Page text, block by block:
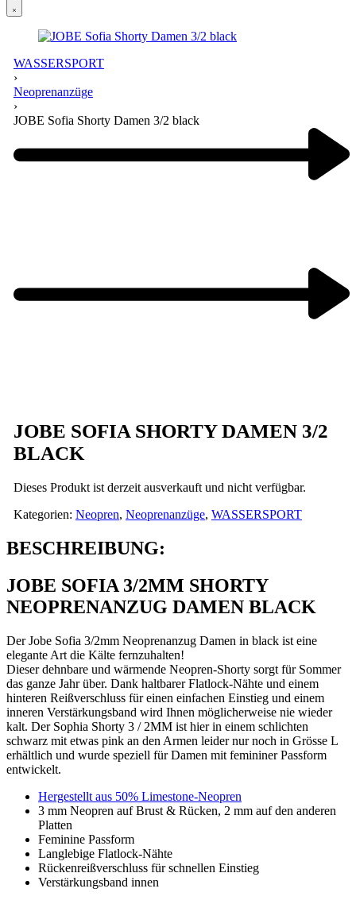
Account
details
WASSERSPORT
›
Neoprenanzüge
›
JOBE Sofia Shorty Damen 3/2 black
navigation
JOBE SOFIA SHORTY DAMEN 3/2
BLACK
Dieses Produkt ist derzeit ausverkauft und nicht verfügbar.
Kategorien: Neopren, Neoprenanzüge, WASSERSPORT
BESCHREIBUNG:
JOBE SOFIA 3/2MM SHORTY
NEOPRENANZUG DAMEN BLACK
Der Jobe Sofia 3/2mm Neoprenanzug Damen in black ist eine
elegante Art die Kälte fernzuhalten!
Dieser dehnbare und wärmende Neopren-Shorty sorgt für Sommer
das ganze Jahr über. Dank haltbarer Flatlock-Nähte und einem
hinteren Reißverschluss für einen einfachen Einstieg und einem
inneren Verstärkungsband wird Ihnen möglicherweise nie wieder
kalt. Der Sophia Shorty 3 / 2MM ist hier in einem schlichten
schwarz mit etwas pink an den Armen leider nur noch in Grösse L
erhältlich und wurde speziell für Damen mit femininer Passform
entwickelt.
Hergestellt aus 50% Limestone-Neopren
3 mm Neopren auf Brust & Rücken, 2 mm auf den anderen
Platten
Feminine Passform
Langlebige Flatlock-Nähte
Rückenreißverschluss für schnellen Einstieg
Verstärkungsband innen